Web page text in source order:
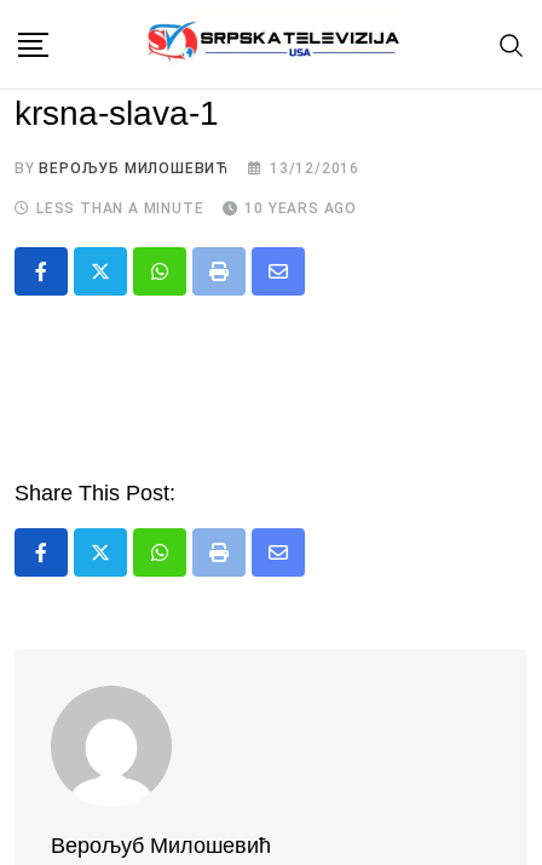
content
krsna-slava-1
BY ВЕРОЉУБ МИЛОШЕВИЋ 13/12/2016
LESS THAN A MINUTE 10 YEARS AGO
Whatsapp
Print
Share
Share This Post:
Whatsapp
Print
Share
Верољуб Милошевић